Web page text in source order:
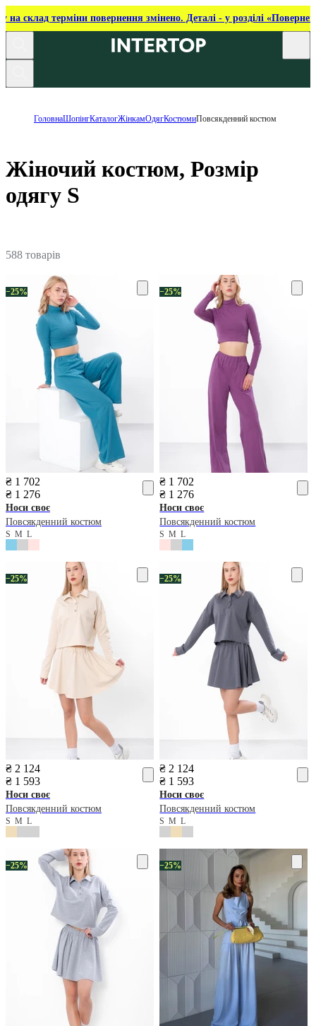
на склад терміни повернення змінено. Деталі - у розділі
ГоловнаШопінгКаталогЖінкамОдягКостюмиПовсякденний костюм
Жіночий костюм, Розмір
одягу S
588 товарів
−25%
₴ 1 702
₴ 1 276
Носи своє
Повсякденний костюм
S M L
−25%
₴ 1 702
₴ 1 276
Носи своє
Повсякденний костюм
SML
−25%
₴ 2 124
₴ 1 593
Носи своє
Повсякденний костюм
S M L
−25%
₴ 2 124
₴ 1 593
Носи своє
Повсякденний костюм
SML
−25% −25%